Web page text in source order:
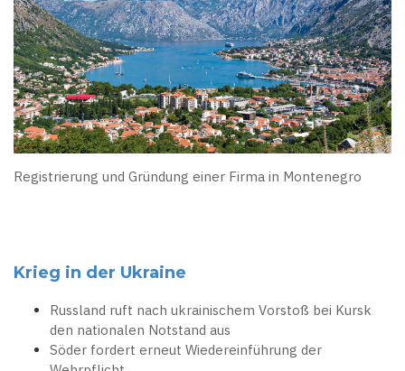
Registrierung und Gründung einer Firma in Montenegro
Krieg in der Ukraine
Russland ruft nach ukrainischem Vorstoß bei Kursk
den nationalen Notstand aus
Söder fordert erneut Wiedereinführung der